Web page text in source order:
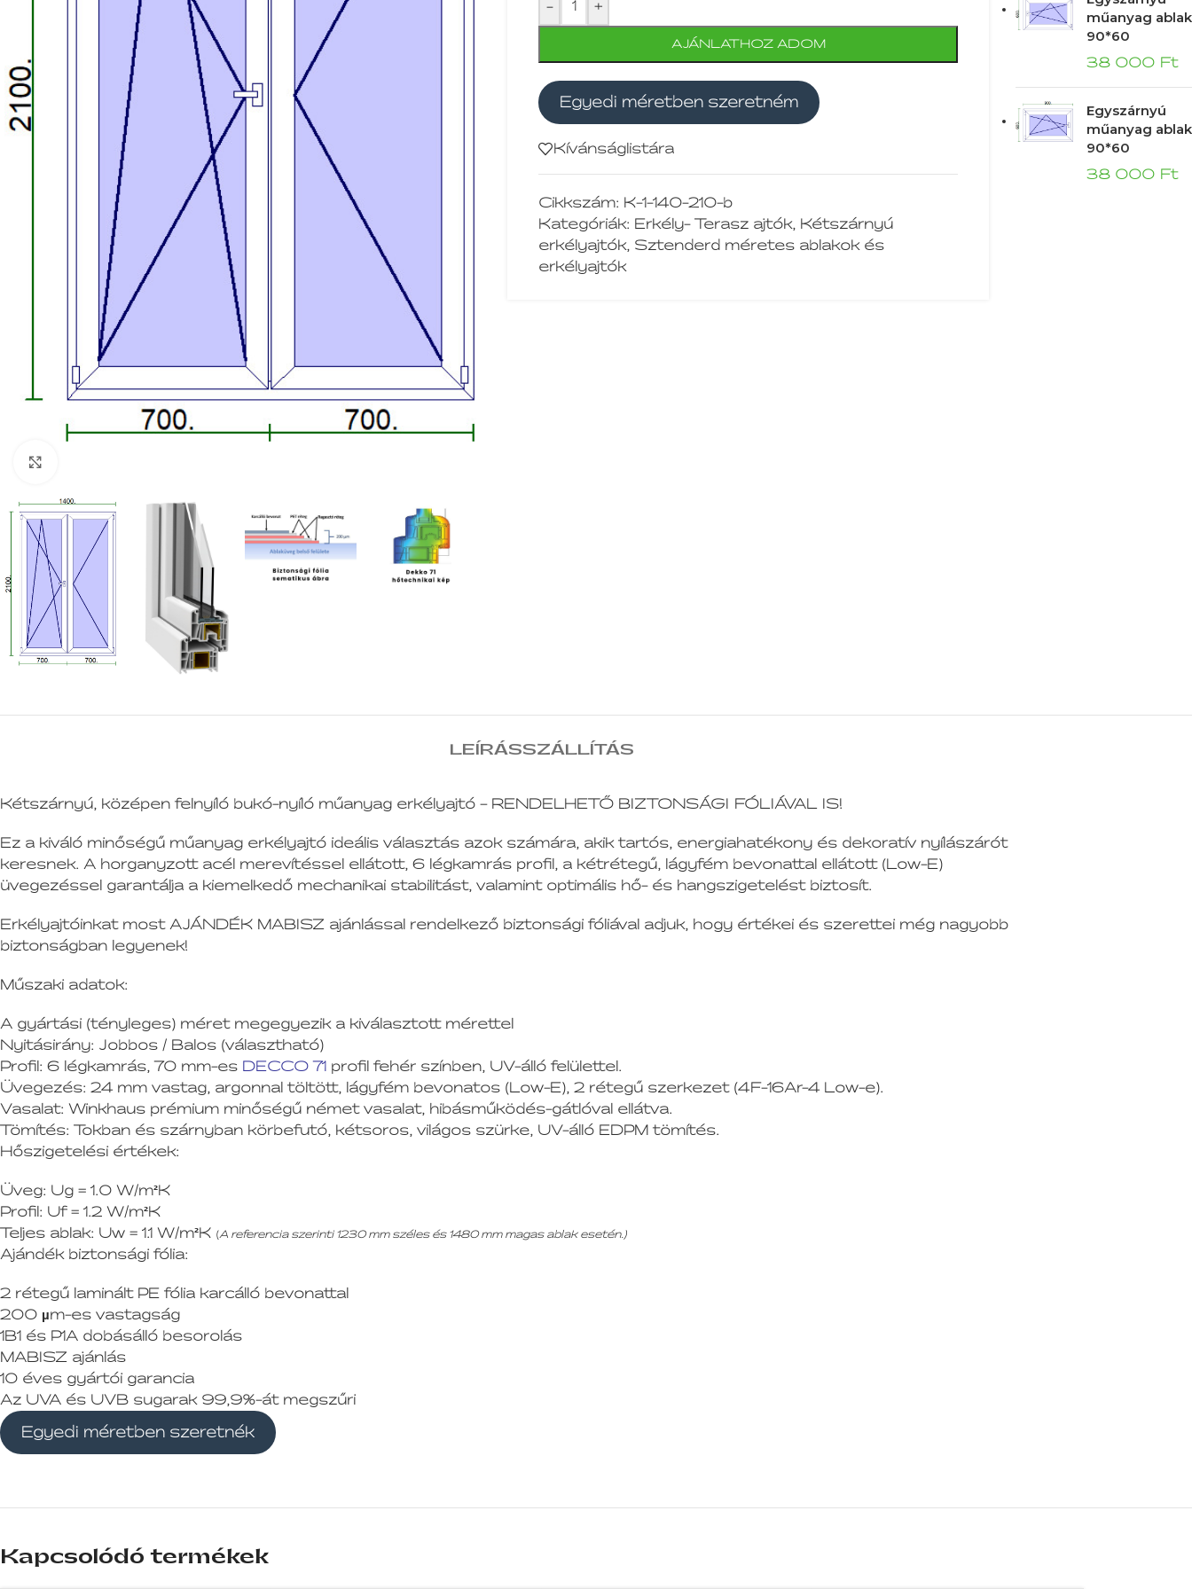
- +
AJÁNLATHOZ ADOM
Egyedi méretben szeretném
Kívánságlistára
Cikkszám: K-1-140-210-b
Kategóriák: Erkély- Terasz ajtók, Kétszárnyú
erkélyajtók, Sztenderd méretes ablakok és
erkélyajtók
műanyag ablak
90*60
38 000 Ft
Egyszárnyú
műanyag ablak
90*60
38 000 Ft
LEÍRÁSSZÁLLÍTÁS
Kétszárnyú, középen felnyíló bukó-nyíló műanyag erkélyajtó – RENDELHETŐ BIZTONSÁGI FÓLIÁVAL IS!
Ez a kiváló minőségű műanyag erkélyajtó ideális választás azok számára, akik tartós, energiahatékony és dekoratív nyílászárót
keresnek. A horganyzott acél merevítéssel ellátott, 6 légkamrás profil, a kétrétegű, lágyfém bevonattal ellátott (Low-E)
üvegezéssel garantálja a kiemelkedő mechanikai stabilitást, valamint optimális hő- és hangszigetelést biztosít.
Erkélyajtóinkat most AJÁNDÉK MABISZ ajánlással rendelkező biztonsági fóliával adjuk, hogy értékei és szerettei még nagyobb
biztonságban legyenek!
Műszaki adatok:
A gyártási (tényleges) méret megegyezik a kiválasztott mérettel
Nyitásirány: Jobbos / Balos (választható)
Profil: 6 légkamrás, 70 mm-es DECCO 71 profil fehér színben, UV-álló felülettel.
Üvegezés: 24 mm vastag, argonnal töltött, lágyfém bevonatos (Low-E), 2 rétegű szerkezet (4F-16Ar-4 Low-e).
Vasalat: Winkhaus prémium minőségű német vasalat, hibásműködés-gátlóval ellátva.
Tömítés: Tokban és szárnyban körbefutó, kétsoros, világos szürke, UV-álló EDPM tömítés.
Hőszigetelési értékek:
Üveg: Ug = 1.0 W/m²K
Profil: Uf = 1.2 W/m²K
Teljes ablak: Uw = 1.1 W/m²K (A referencia szerinti 1230 mm széles és 1480 mm magas ablak esetén.)
Ajándék biztonsági fólia:
2 rétegű laminált PE fólia karcálló bevonattal
200 µm-es vastagság
1B1 és P1A dobásálló besorolás
MABISZ ajánlás
10 éves gyártói garancia
Az UVA és UVB sugarak 99,9%-át megszűri
Egyedi méretben szeretnék
Kapcsolódó termékek